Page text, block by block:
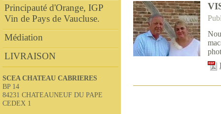
Principauté d'Orange, IGP
Vin de Pays de Vaucluse.
Médiation
LIVRAISON
SCEA CHATEAU CABRIERES
BP 14
84231 CHATEAUNEUF DU PAPE
CEDEX 1